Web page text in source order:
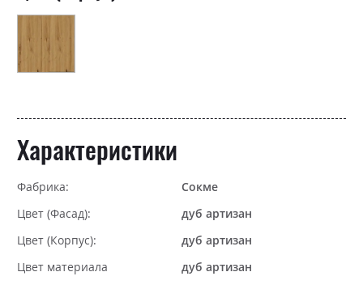
Характеристики
Фабрика:
Сокме
Цвет (Фасад):
дуб артизан
Цвет (Корпус):
дуб артизан
Цвет материала
дуб артизан